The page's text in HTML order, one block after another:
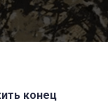
конец